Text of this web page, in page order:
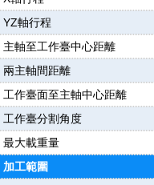
YZ軸行程
主軸至工作臺中心距離
兩主軸間距離
工作臺面至主軸中心距離
工作臺分割角度
最大載重量
加工範圍